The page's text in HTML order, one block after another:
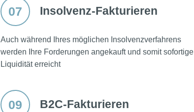
07 Insolvenz-Fakturieren
Auch während Ihres möglichen Insolvenzverfahrens
werden Ihre Forderungen angekauft und somit sofortige
Liquidität erreicht
09 B2C-Fakturieren